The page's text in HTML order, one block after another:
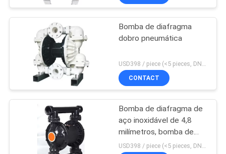
EXCURSÃO
FÁBRICA
CONTROLE
DA
QUALIDADE
CONTACTE-
Bomba de diafragma
dobro pneumática
CONTACT
Bomba de diafragma de
aço inoxidável de 4,8
milímetros, bomba de
diafragma dobro